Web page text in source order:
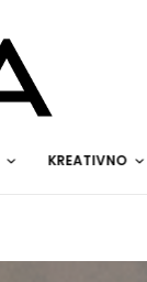
KREATIVNO